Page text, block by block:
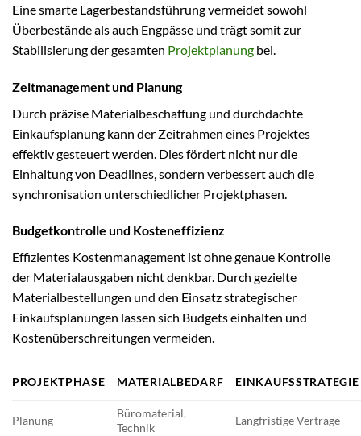
Eine smarte Lagerbestandsführung vermeidet sowohl
Überbestände als auch Engpässe und trägt somit zur
Stabilisierung der gesamten Projektplanung bei.
Zeitmanagement und Planung
Durch präzise Materialbeschaffung und durchdachte
Einkaufsplanung kann der Zeitrahmen eines Projektes
effektiv gesteuert werden. Dies fördert nicht nur die
Einhaltung von Deadlines, sondern verbessert auch die
synchronisation unterschiedlicher Projektphasen.
Budgetkontrolle und Kosteneffizienz
Effizientes Kostenmanagement ist ohne genaue Kontrolle
der Materialausgaben nicht denkbar. Durch gezielte
Materialbestellungen und den Einsatz strategischer
Einkaufsplanungen lassen sich Budgets einhalten und
Kostenüberschreitungen vermeiden.
PROJEKTPHASE MATERIALBEDARF EINKAUFSSTRATEGIE
Planung
Büromaterial,
Technik
Langfristige Verträge